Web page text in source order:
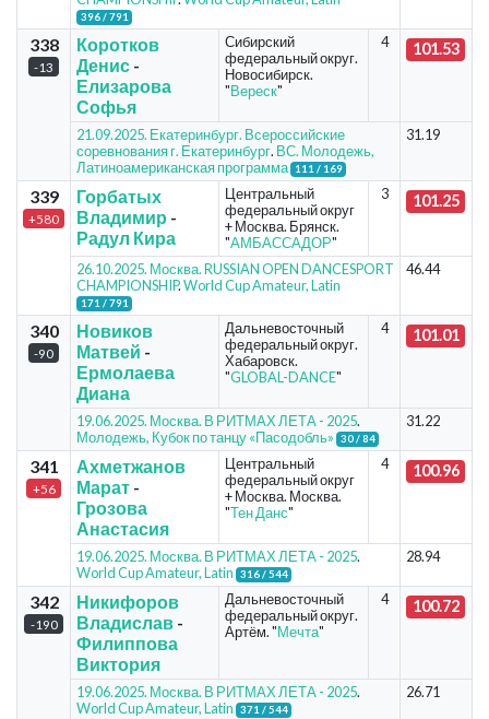
396 / 791
338
-13
Коротков
Денис-
Елизарова
Софья
Сибирский
федеральный округ.
Новосибирск.
"Вереск"
4 101.53
21.09.2025. Екатеринбург. Всероссийские
соревнования г. Екатеринбург. ВС. Молодежь,
Латиноамериканская программа
111 / 169
31.19
339
+580
Горбатых
Владимир -
Радул Кира
Центральный
федеральный округ
+ Москва. Брянск.
"АМБАССАДОР"
3 101.25
26.10.2025. Москва. RUSSIAN OPEN DANCESPORT
CHAMPIONSHIP.World Cup Amateur, Latin
171 / 791
46.44
340
-90
Новиков
Матвей -
Ермолаева
Диана
Дальневосточный
федеральный округ.
Хабаровск.
"GLOBAL-DANCE"
4 101.01
19.06.2025. Москва. В РИТМАХ ЛЕТА - 2025.
Молодежь, Кубок по танцу «Пасодобль»
30 / 84
31.22
341
+56
Ахметжанов
Марат-
Грозова
Анастасия
Центральный
федеральный округ
+ Москва. Москва.
"Тен Данс"
4 100.96
19.06.2025. Москва. В РИТМАХ ЛЕТА - 2025.
World Cup Amateur, Latin
316 / 544
28.94
342
-190
Никифоров
Владислав-
Филиппова
Виктория
Дальневосточный
федеральный округ.
Артём. "Мечта"
4 100.72
19.06.2025. Москва. В РИТМАХ ЛЕТА - 2025.
World Cup Amateur, Latin
371 / 544
26.71